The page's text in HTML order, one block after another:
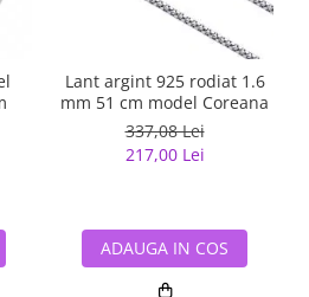
Lant argint 925 rodiat 1.6
mm 51 cm model Coreana
337,08 Lei
217,00 Lei
ADAUGA IN COS